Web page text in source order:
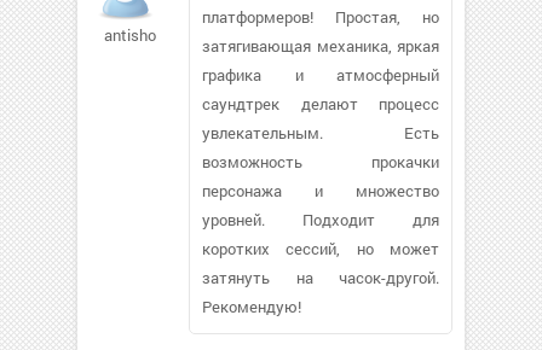
antishook536
платформеров! Простая, но
затягивающая механика, яркая
графика и атмосферный
саундтрек делают процесс
увлекательным. Есть
возможность прокачки
персонажа и множество
уровней. Подходит для
коротких сессий, но может
затянуть на часок-другой.
Рекомендую!